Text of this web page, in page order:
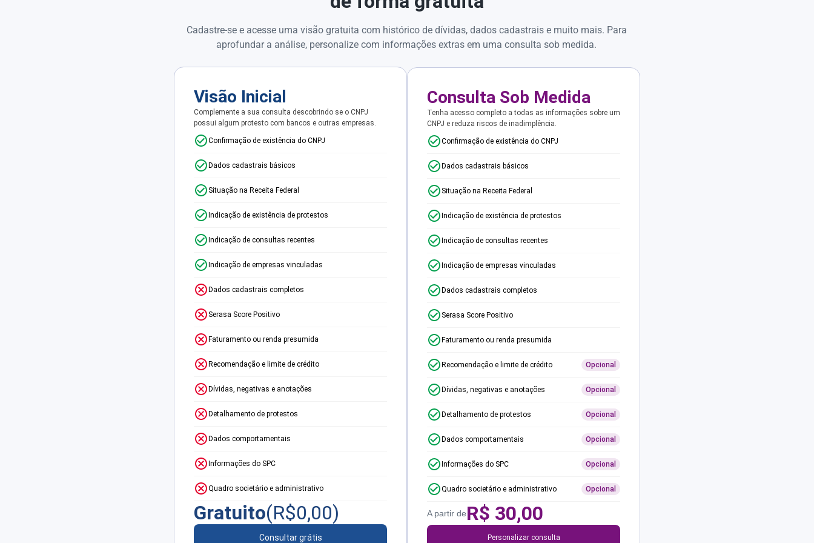
Cadastre-se e acesse uma visão gratuita com histórico de dívidas, dados cadastrais e muito mais. Para
aprofundar a análise, personalize com informações extras em uma consulta sob medida.
Visão Inicial
Complemente a sua consulta descobrindo se o CNPJ
possui algum protesto com bancos e outras empresas.
Confirmação de existência do CNPJ
Dados cadastrais básicos
Situação na Receita Federal
Indicação de existência de protestos
Indicação de consultas recentes
Indicação de empresas vinculadas
Dados cadastrais completos
Serasa Score Positivo
Faturamento ou renda presumida
Recomendação e limite de crédito
Dívidas, negativas e anotações
Detalhamento de protestos
Dados comportamentais
Informações do SPC
Quadro societário e administrativo
Gratuito(R$0,00)
Consultar grátis
Consulta Sob Medida
Tenha acesso completo a todas as informações sobre um
CNPJ e reduza riscos de inadimplência.
Confirmação de existência do CNPJ
Dados cadastrais básicos
Situação na Receita Federal
Indicação de existência de protestos
Indicação de consultas recentes
Indicação de empresas vinculadas
Dados cadastrais completos
Serasa Score Positivo
Faturamento ou renda presumida
Recomendação e limite de crédito Opcional
Dívidas, negativas e anotações Opcional
Detalhamento de protestos Opcional
Dados comportamentais Opcional
Informações do SPC Opcional
Quadro societário e administrativo Opcional
A partir deR$ 30,00
Personalizar consulta